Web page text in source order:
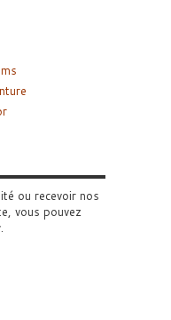
ou recevoir nos
vous pouvez
.